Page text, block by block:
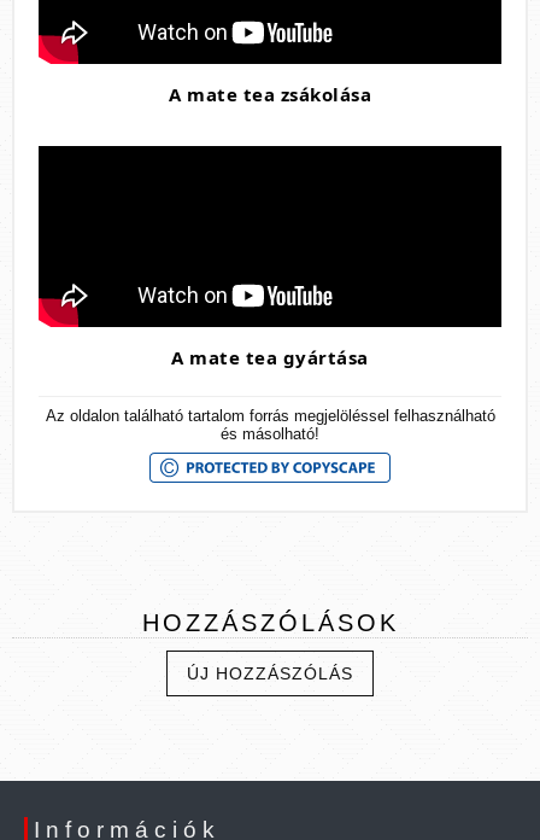
A mate tea zsákolása
A mate tea gyártása
Az oldalon található tartalom forrás megjelöléssel felhasználható
és másolható!
HOZZÁSZÓLÁSOK
ÚJ HOZZÁSZÓLÁS
Információk